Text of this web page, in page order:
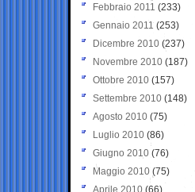
Febbraio 2011 (233)
Gennaio 2011 (253)
Dicembre 2010 (237)
Novembre 2010 (187)
Ottobre 2010 (157)
Settembre 2010 (148)
Agosto 2010 (75)
Luglio 2010 (86)
Giugno 2010 (76)
Maggio 2010 (75)
Aprile 2010 (66)